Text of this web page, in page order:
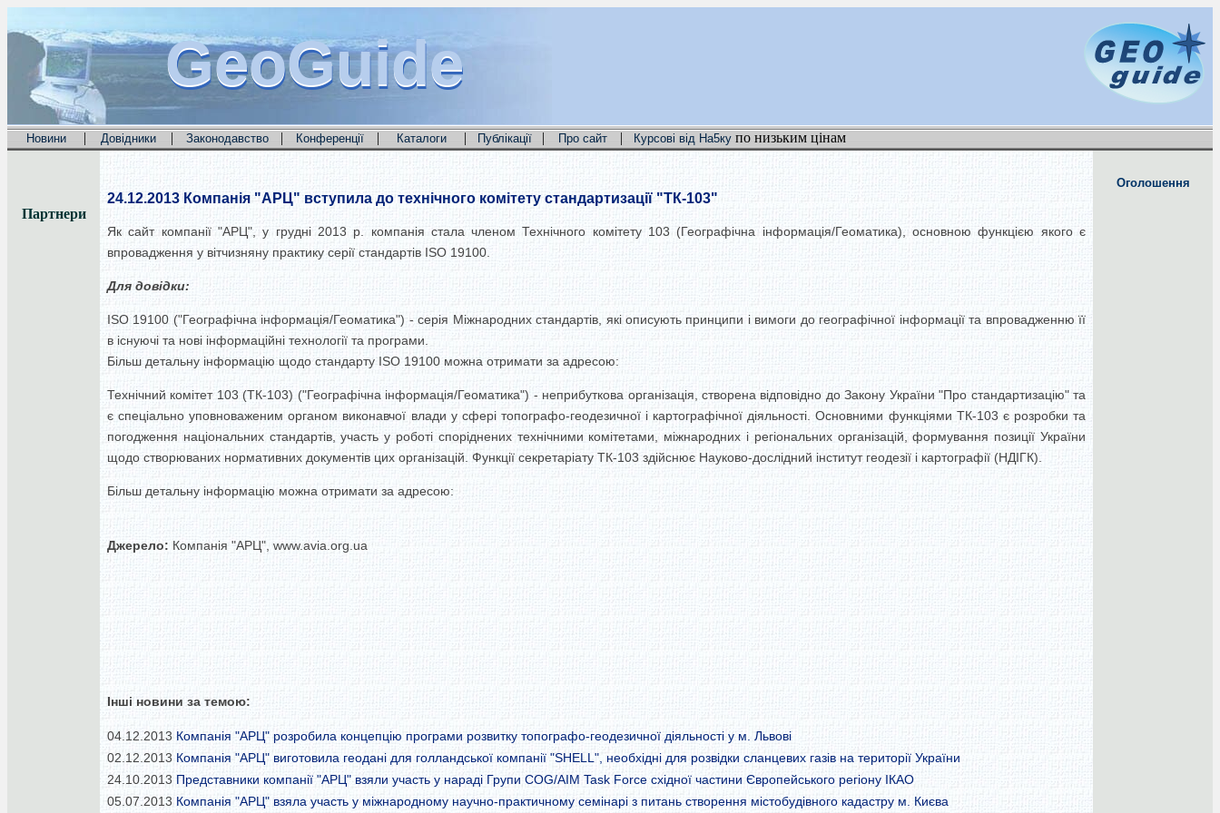
GeoGuide
GeoGuide
GeoGuide
Новини | Довідники | Законодавство | Конференції | Каталоги | Публікації | Про сайт | Курсові від На5ку по низьким цінам
Партнери
24.12.2013 Компанія "АРЦ" вступила до технічного комітету стандартизації "ТК-103"
Як сайт компанії "АРЦ", у грудні 2013 р. компанія стала членом Технічного комітету 103 (Географічна інформація/Геоматика), основною функцією якого є
впровадження у вітчизняну практику серії стандартів ISO 19100.
Для довідки:
ISO 19100 ("Географічна інформація/Геоматика") - серія Міжнародних стандартів, які описують принципи і вимоги до географічної інформації та впровадженню її
в існуючі та нові інформаційні технології та програми.
Більш детальну інформацію щодо стандарту ISO 19100 можна отримати за адресою:
Технічний комітет 103 (ТК-103) ("Географічна інформація/Геоматика") - неприбуткова організація, створена відповідно до Закону України "Про стандартизацію" та
є спеціально уповноваженим органом виконавчої влади у сфері топографо-геодезичної і картографічної діяльності. Основними функціями ТК-103 є розробки та
погодження національних стандартів, участь у роботі споріднених технічними комітетами, міжнародних і регіональних організацій, формування позиції України
щодо створюваних нормативних документів цих організацій. Функції секретаріату ТК-103 здійснює Науково-дослідний інститут геодезії і картографії (НДІГК).
Більш детальну інформацію можна отримати за адресою:
Джерело: Компанія "АРЦ", www.avia.org.ua
Інші новини за темою:
04.12.2013 Компанія "АРЦ" розробила концепцію програми розвитку топографо-геодезичної діяльності у м. Львові
02.12.2013 Компанія "АРЦ" виготовила геодані для голландської компанії "SHELL", необхідні для розвідки сланцевих газів на території України
24.10.2013 Представники компанії "АРЦ" взяли участь у нараді Групи COG/AIM Task Force східної частини Європейського регіону ІКАО
05.07.2013 Компанія "АРЦ" взяла участь у міжнародному научно-практичному семінарі з питань створення містобудівного кадастру м. Києва
Оголошення